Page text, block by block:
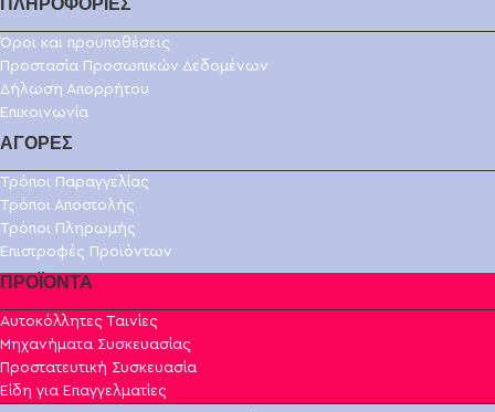
ΠΛΗΡΟΦΟΡΙΕΣ
Όροι και προϋποθέσεις
Προστασία Προσωπικών Δεδομένων
Δήλωση Απορρήτου
Επικοινωνία
ΑΓΟΡΕΣ
Τρόποι Παραγγελίας
Τρόποι Αποστολής
Τρόποι Πληρωμής
Επιστροφές Προϊόντων
ΠΡΟΪΟΝΤΑ
Αυτοκόλλητες Ταινίες
Μηχανήματα Συσκευασίας
Προστατευτική Συσκευασία
Είδη για Επαγγελματίες